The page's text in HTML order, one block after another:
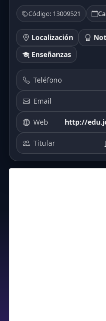
Código: 13009521
Localización
Enseñanzas
Teléfono
Email
Web http://
Titular